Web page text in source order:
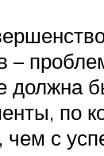
–
должна
по
с